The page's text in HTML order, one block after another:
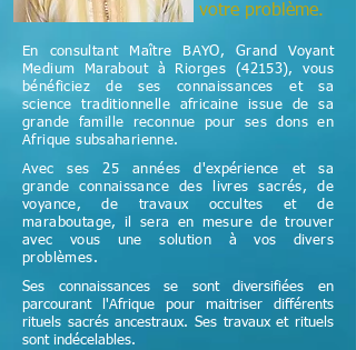
votre problème.
En consultant Maître BAYO, Grand Voyant
Medium Marabout à Riorges (42153), vous
bénéficiez de ses connaissances et sa
sciencetraditionnelleafricaine issue de sa
grande famille reconnue pour ses dons en
Afrique subsaharienne.
Avec ses 25 années d'expérience et sa
grande connaissance des livres sacrés, de
voyance, de travaux occultes et de
maraboutage, il sera en mesure de trouver
avec vous une solution à vos divers
problèmes.
Ses connaissances se sont diversifiées en
parcourant l'Afrique pour maitriser différents
rituels sacrés ancestraux. Ses travaux et rituels
sont indécelables.